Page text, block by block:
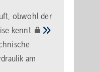
obwohl der
kennt
am